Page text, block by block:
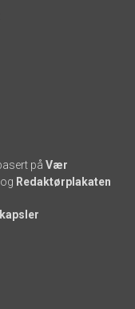
på Vær
og Redaktørplakaten